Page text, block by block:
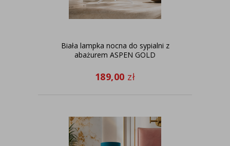
Biała lampka nocna do sypialni z
abażurem ASPEN GOLD
189,00 zł